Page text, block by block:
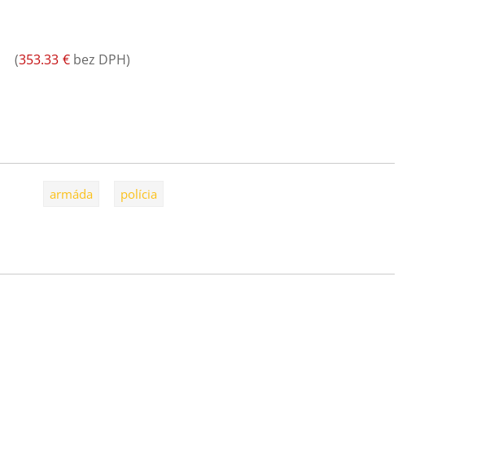
(353.33 € bez DPH)
armáda polícia